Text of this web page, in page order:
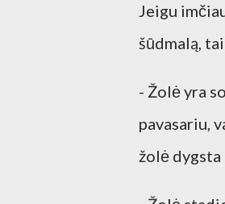
Jeigu
šūdmalą,
- Žolė yra
pavasariu,
žolė